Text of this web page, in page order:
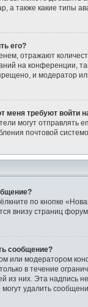
а также какие типы
его?
отражают
на конференции,
и модератор
меня требуют войти
могут
почтовой
по кнопке
внизу страниц
сообщение?
или модератором
в течение
из них. Эта надпись
удалить